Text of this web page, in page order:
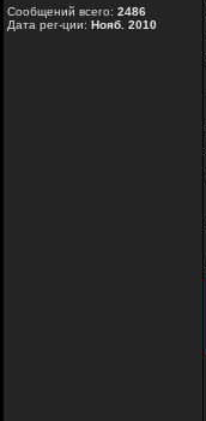
Сообщений всего: 2486
Дата рег-ции: Нояб. 2010